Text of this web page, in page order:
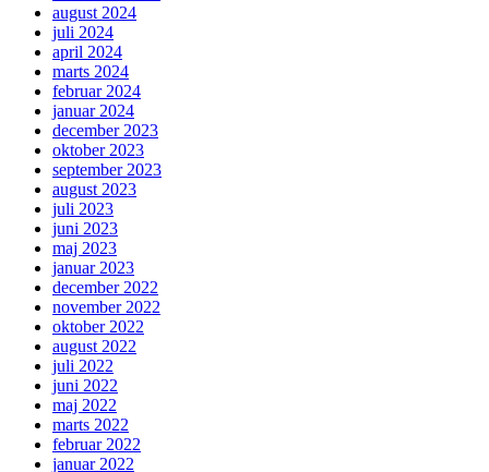
august 2024
juli 2024
april 2024
marts 2024
februar 2024
januar 2024
december 2023
oktober 2023
september 2023
august 2023
juli 2023
juni 2023
maj 2023
januar 2023
december 2022
november 2022
oktober 2022
august 2022
juli 2022
juni 2022
maj 2022
marts 2022
februar 2022
januar 2022